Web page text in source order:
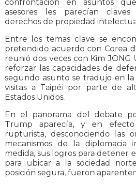
confrontación en asuntos
asesores les parecían claves
derechos de propiedad
Entre los temas clave se
pretendido acuerdo con Corea
reunió dos veces con Kim
reforzar las capacidades de
segundo asunto se tradujo en
visitas a Taipéi por parte de
Estados Unidos.
En el panorama del debate
Trump aparecía, y en
rupturista, desconociendo las
mecanismos de la diplomacia
medida, sus logros para detener
para ubicar a la sociedad
posición segura, fueron